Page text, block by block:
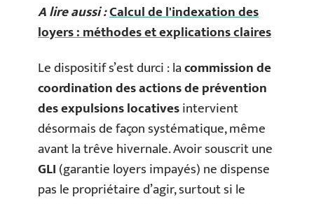
A lire aussi :Calcul de l'indexation des
loyers : méthodes et explications claires
Le dispositif s’est durci : lacommission de
coordination des actions de prévention
des expulsions locativesintervient
désormais de façon systématique, même
avant la trêve hivernale. Avoir souscrit une
GLI(garantie loyers impayés) ne dispense
pas le propriétaire d’agir, surtout si le